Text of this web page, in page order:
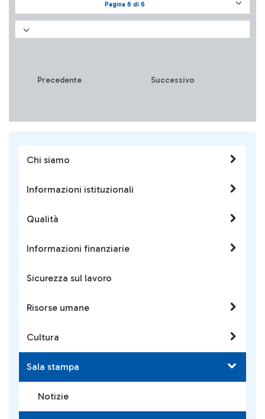
Chi siamo
Informazioni istituzionali
Qualità
Informazioni finanziarie
Sicurezza sul lavoro
Risorse umane
Cultura
Sala stampa
Notizie
pubblicata sul sito della
+ Approfondisci
Pagina 6 di 6
Precedente Successivo